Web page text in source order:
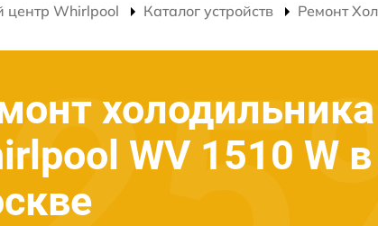
центр Whirlpool Каталог устройств Ремонт
холодильника
WV 1510 W в